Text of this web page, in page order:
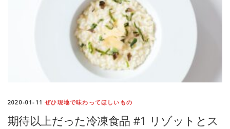
2020-01-11ぜひ現地で味わってほしいもの
期待以上だった冷凍食品 #1 リゾットとス